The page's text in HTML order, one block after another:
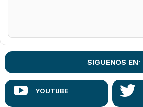
SIGUENOS EN: